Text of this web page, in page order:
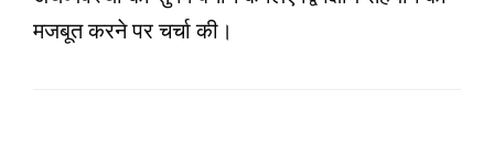
मजबूत करने पर चर्चा की।